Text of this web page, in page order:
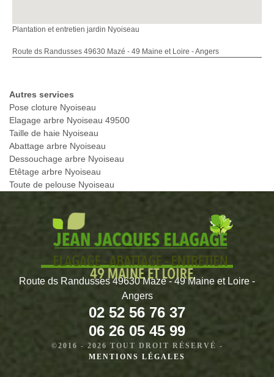
Plantation et entretien jardin Nyoiseau
Route ds Randusses 49630 Mazé - 49 Maine et Loire - Angers
Autres services
Pose cloture Nyoiseau
Elagage arbre Nyoiseau 49500
Taille de haie Nyoiseau
Abattage arbre Nyoiseau
Dessouchage arbre Nyoiseau
Etêtage arbre Nyoiseau
Toute de pelouse Nyoiseau
Route ds Randusses 49630 Mazé - 49 Maine et Loire -
Angers
02 52 56 76 37
06 26 05 45 99
©2016 - 2026 TOUT DROIT RÉSERVÉ -
MENTIONS LÉGALES